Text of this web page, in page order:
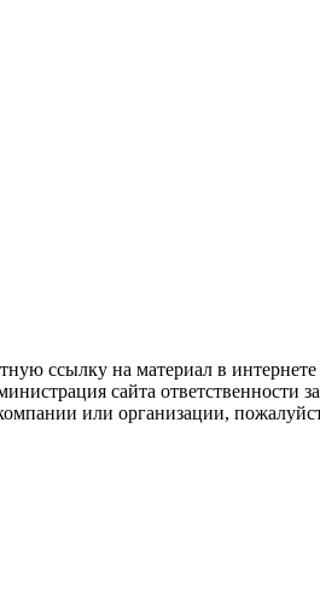
ссылку на материал в
сайта
или организации,